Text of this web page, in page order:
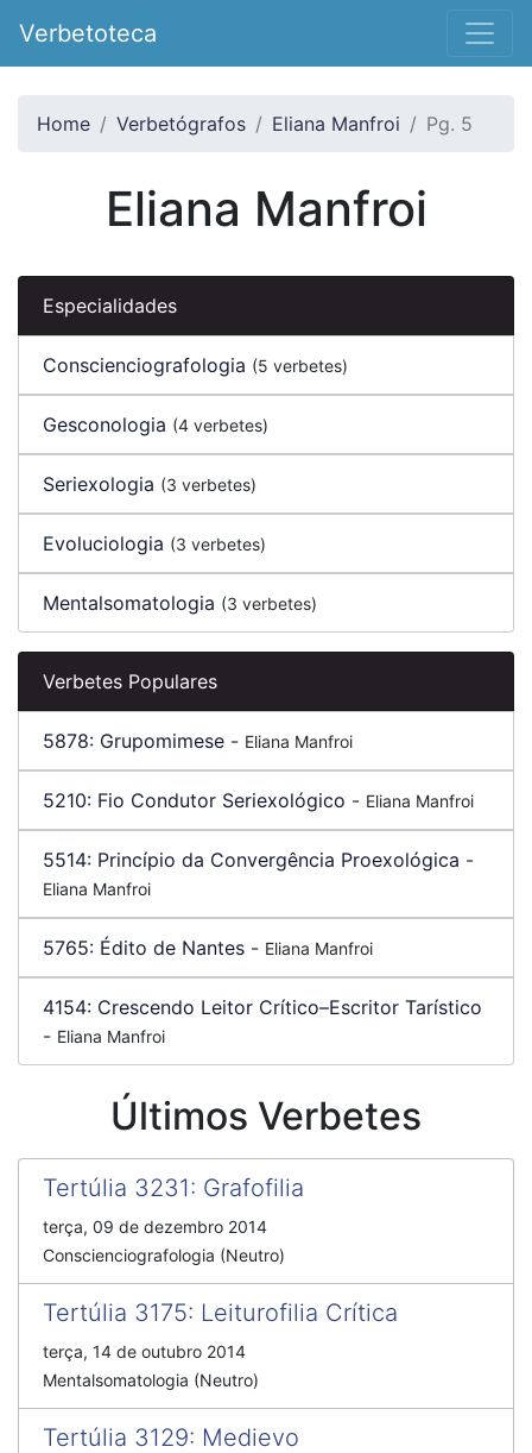
Verbetoteca
Home Verbetógrafos Eliana Manfroi Pg. 5
Eliana Manfroi
Especialidades
Conscienciografologia (5 verbetes)
Gesconologia (4 verbetes)
Seriexologia (3 verbetes)
Evoluciologia (3 verbetes)
Mentalsomatologia (3 verbetes)
Verbetes Populares
5878: Grupomimese - Eliana Manfroi
5210: Fio Condutor Seriexológico - Eliana Manfroi
5514: Princípio da Convergência Proexológica -
Eliana Manfroi
5765: Édito de Nantes - Eliana Manfroi
4154: Crescendo Leitor Crítico–Escritor Tarístico
- Eliana Manfroi
Últimos Verbetes
Tertúlia 3231: Grafofilia
terça, 09 de dezembro 2014
Conscienciografologia (Neutro)
Tertúlia 3175: Leiturofilia Crítica
terça, 14 de outubro 2014
Mentalsomatologia (Neutro)
Tertúlia 3129: Medievo